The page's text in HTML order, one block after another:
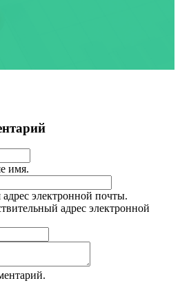
имя.
электронной почты.
адрес электронной